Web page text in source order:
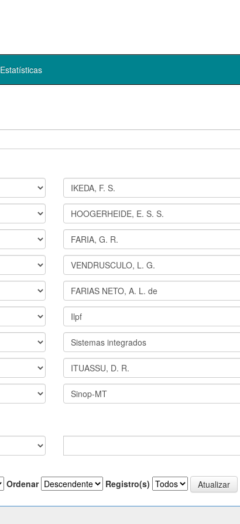
Estatísticas
Ordenar Registro(s)